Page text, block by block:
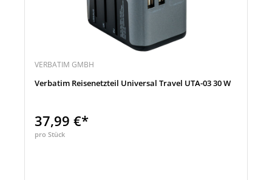
VERBATIM GMBH
Verbatim Reisenetzteil Universal Travel UTA-03 30 W
37,99 €*
pro Stück